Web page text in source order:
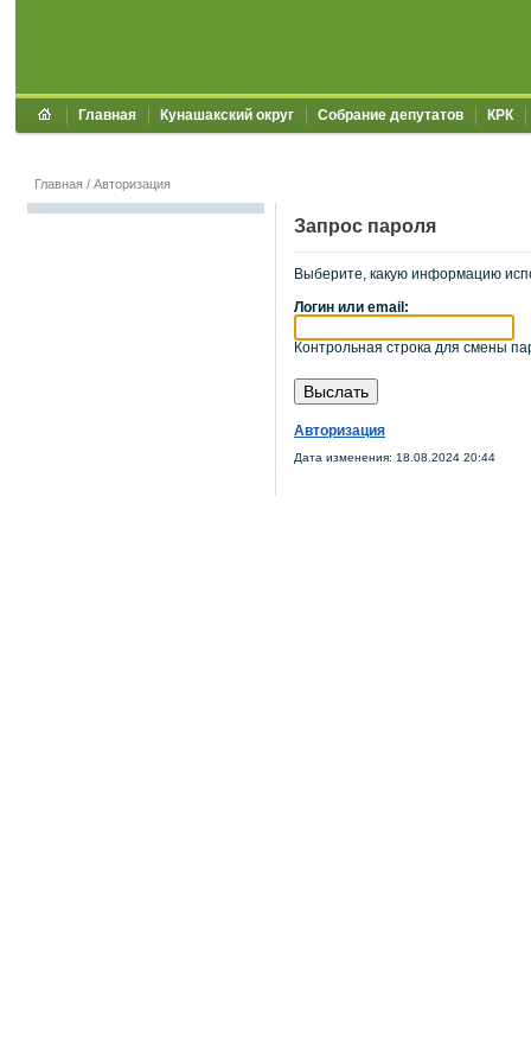
Главная Кунашакский округ Собрание депутатов КРК
Главная / Авторизация
Запрос пароля
Выберите, какую информацию
Логин или email:
Контрольная строка для смены
Авторизация
Дата изменения: 18.08.2024 20:44